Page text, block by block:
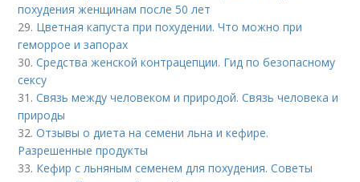
похудения женщинам после 50 лет
29. Цветная капуста при похудении. Что можно при
геморрое и запорах
30.Средства женской контрацепции. Гид по безопасному
сексу
31.Связь между человеком и природой. Связь человека и
природы
32.Отзывы о диета на семени льна и кефире.
Разрешенные продукты
33. Кефир с льняным семенем для похудения. Советы